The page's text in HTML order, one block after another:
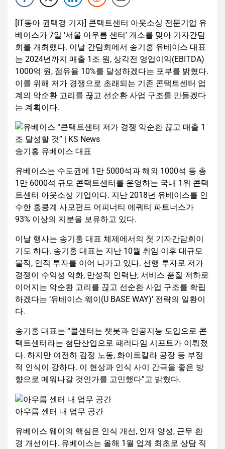
[IT동아 권택경 기자] 콘택트센터 아웃소싱 전문기업 유
베이스가 7일 ‘서울 아우름 센터’ 개소를 맞아 기자간담
회를 개최했다. 이날 간담회에서 송기홍 유베이스 대표
는 2024년까지 매출 1조 원, 상각전 영업이익(EBITDA)
1000억 원, 점유율 10%를 달성하겠다는 포부를 밝혔다.
이를 위해 저가 경쟁으로 초래되는 기존 콘택트센터 업
계의 악순환 고리를 끊고 선순환 사업 구조를 만들겠다
는 계획이다.
송기홍 유베이스 대표
유베이스는 수도권에 1만 5000석과 해외 1000석 등 총
1만 6000석 규모 콘택트센터를 운영하는 국내 1위 콘택
트센터 아웃소싱 기업이다. 지난 2018년 유베이스를 인
수한 홍콩계 사모펀드 어피너티 에쿼티 파트너스가
93% 이상의 지분을 보유하고 있다.
이날 행사는 송기홍 대표 체제에서의 첫 기자간담회이
기도 하다. 송기홍 대표는 지난 10월 취임 이후 대규모
물적, 인적 투자를 이어 나가고 있다. 선행 투자로 저가
경쟁이 수익성 악화, 만성적 인력난, 서비스 품질 저하로
이어지는 악순환 고리를 끊고 선순환 사업 구조를 확립
하겠다는 ‘유베이스 웨이(U BASE WAY)’ 전략의 일환이
다.
송기홍 대표는 “콜센터는 챗봇과 인공지능 도입으로 콘
택트센터라는 첨단산업으로 패러다임 시프트가 이뤄졌
다. 하지만 여전히 감정 노동, 화이트칼라 공장 등 부정
적 인식이 강하다. 이 현상과 인식 사이 간극을 좋은 방
향으로 메워나갈 것인가를 고민했다”고 밝혔다.
아우름 센터 내 업무 공간
유베이스 웨이의 핵심은 인식 개선, 인재 양성, 근무 환
경 개선이다. 유베이스는 올해 1월 업계 최초로 상담 직